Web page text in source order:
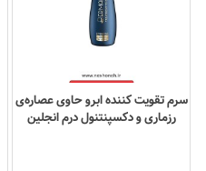
سرم تقویت کننده ابرو حاوی عصاره‌ی
رزماری و دکسپنتنول درم انجلین